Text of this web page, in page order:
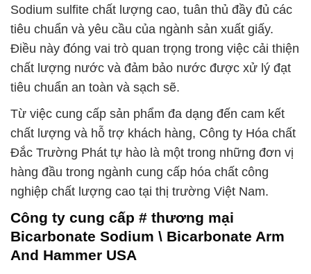
Sodium sulfite chất lượng cao, tuân thủ đầy đủ các
tiêu chuẩn và yêu cầu của ngành sản xuất giấy.
Điều này đóng vai trò quan trọng trong việc cải thiện
chất lượng nước và đảm bảo nước được xử lý đạt
tiêu chuẩn an toàn và sạch sẽ.
Từ việc cung cấp sản phẩm đa dạng đến cam kết
chất lượng và hỗ trợ khách hàng, Công ty Hóa chất
Đắc Trường Phát tự hào là một trong những đơn vị
hàng đầu trong ngành cung cấp hóa chất công
nghiệp chất lượng cao tại thị trường Việt Nam.
Công ty cung cấp # thương mại
Bicarbonate Sodium \ Bicarbonate Arm
And Hammer USA